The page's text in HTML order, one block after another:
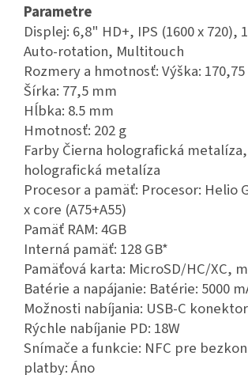
Parametre
Displej: 6,8" HD+, IPS (1600 x 720),
Auto-rotation, Multitouch
Rozmery a hmotnosť: Výška:
Šírka: 77,5 mm
Hĺbka: 8.5 mm
Hmotnosť: 202 g
Farby Čierna holografická
holografická metalíza
Procesor a pamäť: Procesor: Helio
x core (A75+A55)
Pamäť RAM: 4GB
Interná pamäť: 128 GB*
Pamäťová karta: MicroSD/HC/XC,
Batérie a napájanie: Batérie: 5000
Možnosti nabíjania: USB-C konektor
Rýchle nabíjanie PD: 18W
Snímače a funkcie: NFC pre
platby: Áno